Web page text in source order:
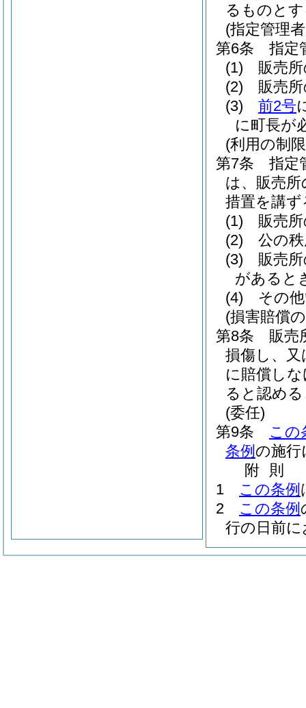
るものと
(指定管理
第6条
指定
(1)
販売
(2)
販売
(3)
前2号
に町長が
(利用の制
第7条
指定
は、販売
措置を講
(1)
販売
(2)
公の
(3)
販売
があると
(4)
その
(損害賠償
第8条
販売
損傷し、
に賠償し
ると認め
(委任)
第9条
この
条例 の施行
附 則
1
この条例
2
この条例
行の日前